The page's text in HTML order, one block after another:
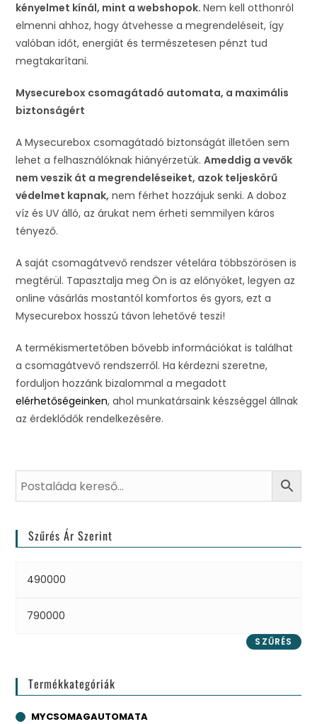
kényelmet kínál, mint a webshopok.Nem kell otthonról
elmenni ahhoz, hogy átvehesse a megrendeléseit, így
valóban időt, energiát és természetesen pénzt tud
megtakarítani.
Mysecurebox csomagátadó automata, a maximális
biztonságért
A Mysecurebox csomagátadó biztonságát illetően sem
lehet a felhasználóknak hiányérzetük.Ameddig a vevők
nem veszik át a megrendeléseiket, azok teljeskörű
védelmet kapnak, nem férhet hozzájuk senki. A doboz
víz és UV álló, az árukat nem érheti semmilyen káros
tényező.
A saját csomagátvevő rendszer vételára többszörösen is
megtérül. Tapasztalja meg Ön is az előnyöket, legyen az
online vásárlás mostantól komfortos és gyors, ezt a
Mysecurebox hosszú távon lehetővé teszi!
A termékismertetőben bővebb információkat is találhat
a csomagátvevő rendszerről. Ha kérdezni szeretne,
forduljon hozzánk bizalommal a megadott
elérhetőségeinken, ahol munkatársaink készséggel állnak
az érdeklődők rendelkezésére.
Szűrés Ár Szerint
SZŰRÉS
Termékkategóriák
MYCSOMAGAUTOMATA